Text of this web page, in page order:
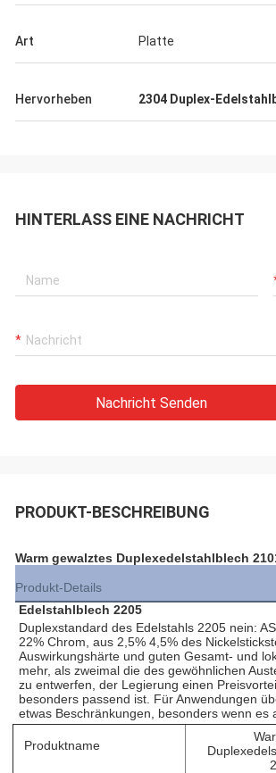
Art Platte
Hervorheben 2304 Duplex-
HINTERLASS EINE NACHRICHT
Nachricht Senden
PRODUKT-BESCHREIBUNG
Warm gewalztes Duplexedelstahlblech
Produkt-Details
Edelstahlblech 2205
Duplexstandard des Edelstahls 2205 nein:
22% Chrom, aus 2,5% 4,5% des
Auswirkungshärte und guten Gesamt- und
mehr, als zweimal die des gewöhnlichen
zu entwerfen, der Legierung einen
besonders passend ist. Für Anwendungen
etwas Beschränkungen, besonders wenn
Produktname